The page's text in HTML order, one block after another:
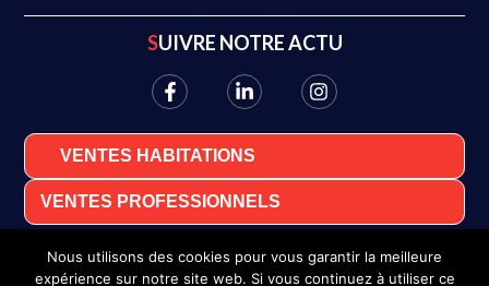
SUIVRE NOTRE ACTU
VENTES HABITATIONS
VENTES PROFESSIONNELS
Nous utilisons des cookies pour vous garantir la meilleure
expérience sur notre site web. Si vous continuez à utiliser ce